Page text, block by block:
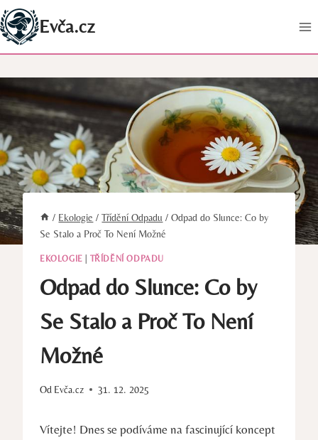
Přeskočit
na
obsah
Evča.cz
/ Ekologie / Třídění Odpadu / Odpad do Slunce: Co by
Se Stalo a Proč To Není Možné
EKOLOGIE TŘÍDĚNÍ ODPADU
Odpad do Slunce: Co by
Se Stalo a Proč To Není
Možné
Od Evča.cz 31. 12. 2025
Vítejte! Dnes se podíváme na fascinující koncept